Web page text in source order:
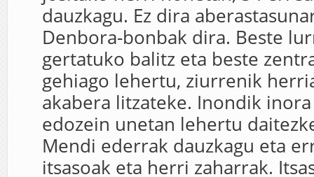
dauzkagu. Ez dira
Denbora-bonbak dira. Beste
gertatuko balitz eta beste
gehiago lehertu, ziurrenik
akabera litzateke. Inondik
edozein unetan lehertu
Mendi ederrak dauzkagu eta
itsasoak eta herri zaharrak.